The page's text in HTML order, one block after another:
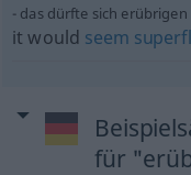
das dürfte sich erübrigen
it would seem
für